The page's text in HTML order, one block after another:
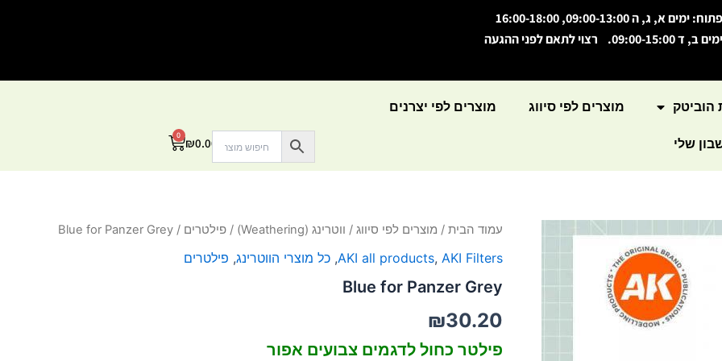
פתוח: ימים א, ג, ה 09:00-13:00, 16:00-18:00
ימים ב, ד 09:00-15:00. רצוי לתאם לפני ההגעה
הוביטק מוצרים לפי סיווג מוצרים לפי יצרנים
שלי ₪0.00
0
עגלת
עמוד הבית / מוצרים לפי סיווג / ווטרינג (Weathering) / פילטרים / Blue for Panzer Grey
AKI all products, AKI Filters
, כל מוצרי הווטרינג, פילטרים
Blue for Panzer Grey
₪30.20
פילטר כחול לדגמים צבועים אפור